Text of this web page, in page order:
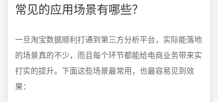
常见的应用场景有哪些？
一旦淘宝数据顺利打通到第三方分析平台，实际能落地
的场景真的不少，而且每个环节都能给电商业务带来实
打实的提升。下面这些场景最常用，也最容易见到效
果：